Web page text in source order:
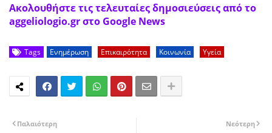
Ακολουθήστε τις τελευταίες δημοσιεύσεις από το
aggeliologio.gr στο Google News
Tags Ενημέρωση Επικαιρότητα Κοινωνία Υγεία
Νεότερη
Παλαιότερη